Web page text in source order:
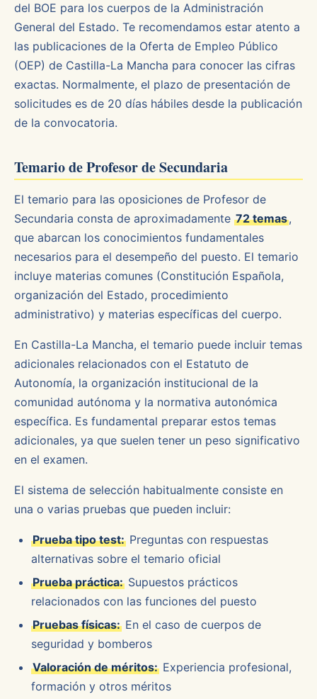
del BOE para los cuerpos de la Administración
General del Estado. Te recomendamos estar atento a
las publicaciones de la Oferta de Empleo Público
(OEP) de Castilla-La Mancha para conocer las cifras
exactas. Normalmente, el plazo de presentación de
solicitudes es de 20 días hábiles desde la publicación
de la convocatoria.
Temario de Profesor de Secundaria
El temario para las oposiciones de Profesor de
Secundaria consta de aproximadamente 72 temas,
que abarcan los conocimientos fundamentales
necesarios para el desempeño del puesto. El temario
incluye materias comunes (Constitución Española,
organización del Estado, procedimiento
administrativo) y materias específicas del cuerpo.
En Castilla-La Mancha, el temario puede incluir temas
adicionales relacionados con el Estatuto de
Autonomía, la organización institucional de la
comunidad autónoma y la normativa autonómica
específica. Es fundamental preparar estos temas
adicionales, ya que suelen tener un peso significativo
en el examen.
El sistema de selección habitualmente consiste en
una o varias pruebas que pueden incluir:
Prueba tipo test: Preguntas con respuestas
alternativas sobre el temario oficial
Prueba práctica: Supuestos prácticos
relacionados con las funciones del puesto
Pruebas físicas: En el caso de cuerpos de
seguridad y bomberos
Valoración de méritos: Experiencia profesional,
formación y otros méritos